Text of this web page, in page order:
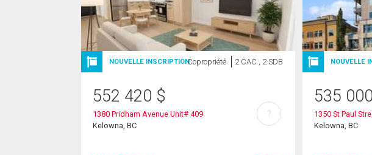
NOUVELLE INSCRIPTIONCopropriété 2 CAC , 2 SDB
552 420 $
1380 Pridham Avenue Unit# 409
Kelowna, BC
?
NOUVELLE
535 000
1350 St Paul
Kelowna, BC